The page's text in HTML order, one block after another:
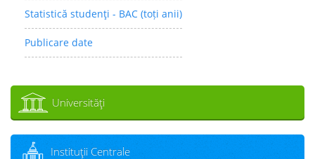
Statistică studenţi - BAC (toți anii)
Publicare date
Universităţi
Instituţii Centrale